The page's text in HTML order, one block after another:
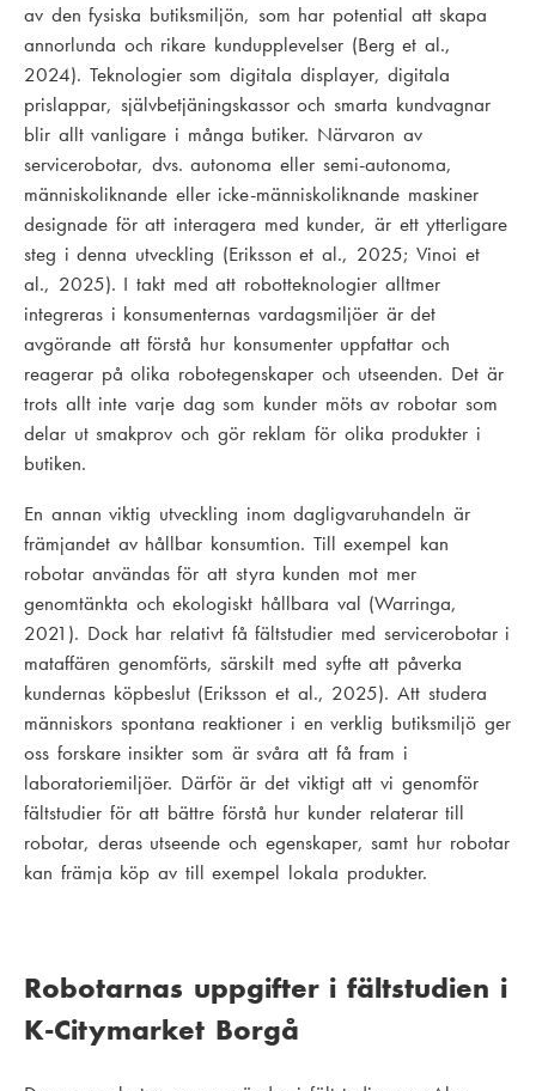
av den fysiska butiksmiljön, som har potential att skapa
annorlunda och rikare kundupplevelser (Berg et al.,
2024). Teknologier som digitala displayer, digitala
prislappar, självbetjäningskassor och smarta kundvagnar
blir allt vanligare i många butiker. Närvaron av
servicerobotar, dvs. autonoma eller semi-autonoma,
människoliknande eller icke-människoliknande maskiner
designade för att interagera med kunder, är ett ytterligare
steg i denna utveckling (Eriksson et al., 2025; Vinoi et
al., 2025). I takt med att robotteknologier alltmer
integreras i konsumenternas vardagsmiljöer är det
avgörande att förstå hur konsumenter uppfattar och
reagerar på olika robotegenskaper och utseenden. Det är
trots allt inte varje dag som kunder möts av robotar som
delar ut smakprov och gör reklam för olika produkter i
butiken.
En annan viktig utveckling inom dagligvaruhandeln är
främjandet av hållbar konsumtion. Till exempel kan
robotar användas för att styra kunden mot mer
genomtänkta och ekologiskt hållbara val (Warringa,
2021). Dock har relativt få fältstudier med servicerobotar i
mataffären genomförts, särskilt med syfte att påverka
kundernas köpbeslut (Eriksson et al., 2025). Att studera
människors spontana reaktioner i en verklig butiksmiljö ger
oss forskare insikter som är svåra att få fram i
laboratoriemiljöer. Därför är det viktigt att vi genomför
fältstudier för att bättre förstå hur kunder relaterar till
robotar, deras utseende och egenskaper, samt hur robotar
kan främja köp av till exempel lokala produkter.
Robotarnas uppgifter i fältstudien i
K-Citymarket Borgå